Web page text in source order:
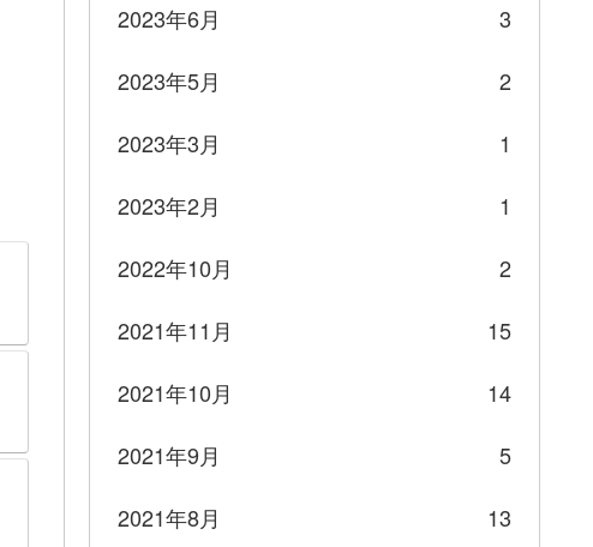
2023年6月
3
2023年5月
2
2023年3月
1
2023年2月
1
2022年10月
2
2021年11月
15
2021年10月
14
2021年9月
5
2021年8月
13